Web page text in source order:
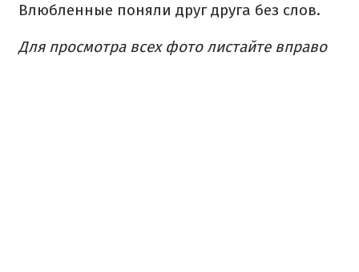
Влюбленные поняли друг друга без слов.
Для просмотра всех фото листайте вправо